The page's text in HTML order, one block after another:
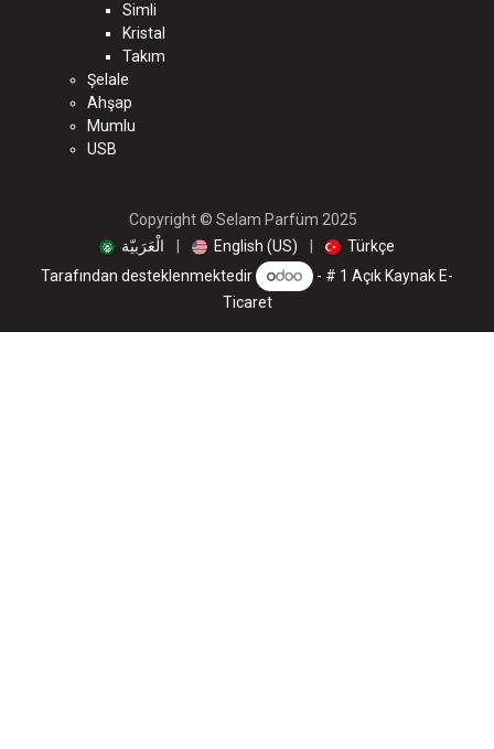
Simli
Kristal
Takım
Şelale
Ahşap
Mumlu
USB
Copyright © Selam Parfüm 2025
الْعَرَبيّة
English (US)
Türkçe
Tarafından desteklenmektedir
- # 1 Açık Kaynak E-
Ticaret